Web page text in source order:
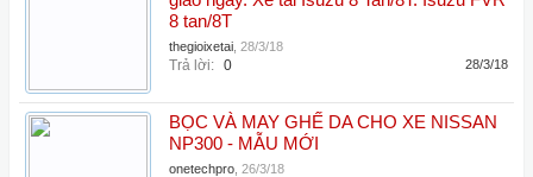
8 tan/8T
thegioixetai 28/3/18
Trả lời: 0 28/3/18
BỌC VÀ MAY GHẾ DA CHO XE NISSAN
NP300 - MẪU MỚI
onetechpro 26/3/18